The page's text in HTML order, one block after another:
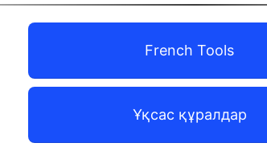
French Tools
Ұқсас құралдар